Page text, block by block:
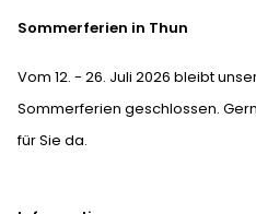
Sommerferien in Thun
Vom 12. - 26. Juli 2026 bleibt
Sommerferien geschlossen.
für Sie da.